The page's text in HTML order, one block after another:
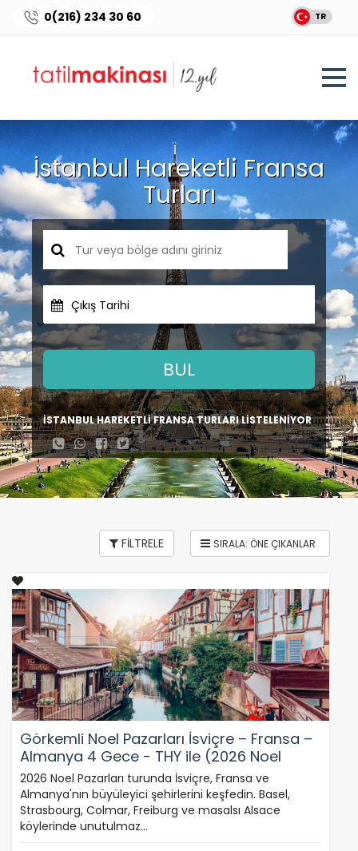
0(216) 234 30 60 TR
İstanbul Hareketli Fransa
Turları
Çıkış Tarihi
BUL
İSTANBUL HAREKETLİ FRANSA TURLARI LİSTELENİYOR
FİLTRELE
Görkemli Noel Pazarları İsviçre – Fransa –
Almanya 4 Gece - THY ile (2026 Noel
Pazarları)
2026 Noel Pazarları turunda İsviçre, Fransa ve
Almanya'nın büyüleyici şehirlerini keşfedin. Basel,
Strasbourg, Colmar, Freiburg ve masalsı Alsace
köylerinde unutulmaz…